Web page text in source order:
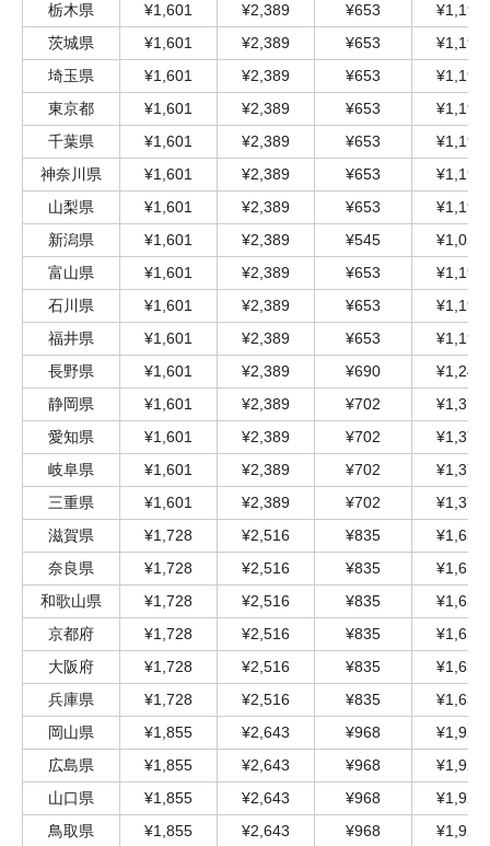
栃木県
¥1,601 ¥2,389 ¥653
¥1,198
茨城県
¥1,601 ¥2,389 ¥653
¥1,198
埼玉県
¥1,601 ¥2,389 ¥653
¥1,198
東京都
¥1,601 ¥2,389 ¥653
¥1,198
千葉県
¥1,601 ¥2,389 ¥653
¥1,198
神奈川県
¥1,601 ¥2,389 ¥653
¥1,198
山梨県
¥1,601 ¥2,389 ¥653
¥1,198
新潟県
¥1,601 ¥2,389 ¥545
¥1,053
富山県
¥1,601 ¥2,389 ¥653
¥1,198
石川県
¥1,601 ¥2,389 ¥653
¥1,198
福井県
¥1,601 ¥2,389 ¥653
¥1,198
長野県
¥1,601 ¥2,389 ¥690
¥1,246
静岡県
¥1,601 ¥2,389 ¥702
¥1,379
愛知県
¥1,601 ¥2,389 ¥702
¥1,379
岐阜県
¥1,601 ¥2,389 ¥702
¥1,379
三重県
¥1,601 ¥2,389 ¥702
¥1,379
滋賀県
¥1,728 ¥2,516 ¥835
¥1,634
奈良県
¥1,728 ¥2,516 ¥835
¥1,634
和歌山県
¥1,728 ¥2,516 ¥835
¥1,634
京都府
¥1,728 ¥2,516 ¥835
¥1,634
大阪府
¥1,728 ¥2,516 ¥835
¥1,634
兵庫県
¥1,728 ¥2,516 ¥835
¥1,634
岡山県
¥1,855 ¥2,643 ¥968
¥1,924
広島県
¥1,855 ¥2,643 ¥968
¥1,924
山口県
¥1,855 ¥2,643 ¥968
¥1,924
鳥取県
¥1,855 ¥2,643 ¥968
¥1,924